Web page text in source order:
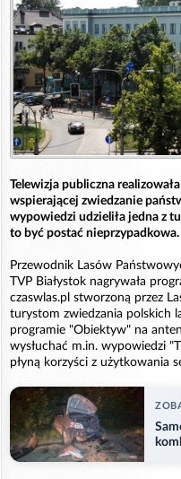
Telewizja publiczna
wspierającej zwiedzanie
wypowiedzi udzieliła jedna z
to być postać
Przewodnik Lasów
TVP Białystok nagrywała
czaswlas.pl stworzoną przez
turystom zwiedzania polskich
programie "Obiektyw" na
wysłuchać m.in. wypowiedzi
płyną korzyści z użytkowania